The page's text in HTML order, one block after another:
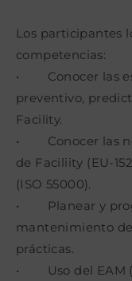
Los participantes
competencias:
• Conocer las
preventivo,
Facility.
• Conocer las
de Faciliity (EU-
(ISO 55000).
• Planear y
mantenimiento
prácticas.
• Uso del EAM